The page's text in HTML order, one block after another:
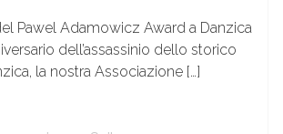
Pawel Adamowicz Award a Danzica
dell’assassinio dello storico
la nostra Associazione […]